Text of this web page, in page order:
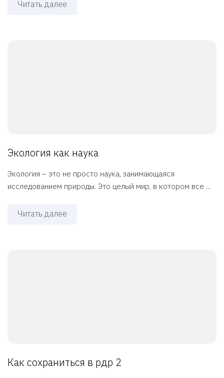
Читать далее
Экология как наука
Экология – это не просто наука, занимающаяся
исследованием природы. Это целый мир, в котором все ...
Читать далее
Как сохраниться в рдр 2